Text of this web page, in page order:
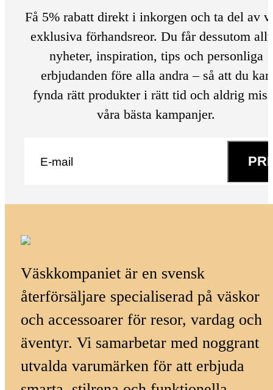
Få 5% rabatt direkt i inkorgen och ta del av
exklusiva förhandsreor. Du får dessutom
nyheter, inspiration, tips och personliga
erbjudanden före alla andra – så att du kan
fynda rätt produkter i rätt tid och aldrig
våra bästa kampanjer.
Väskkompaniet är en svensk
återförsäljare specialiserad på väskor
och accessoarer för resor, vardag och
äventyr. Vi samarbetar med noggrant
utvalda varumärken för att erbjuda